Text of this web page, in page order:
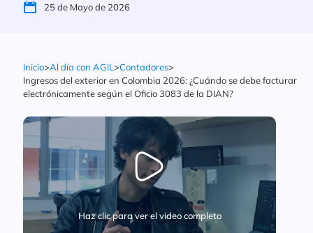
25 de Mayo de 2026
Inicio>Al día con AGIL>Contadores>
Ingresos del exterior en Colombia 2026: ¿Cuándo se debe facturar
electrónicamente según el Oficio 3083 de la DIAN?
Haz clic para ver el video completo